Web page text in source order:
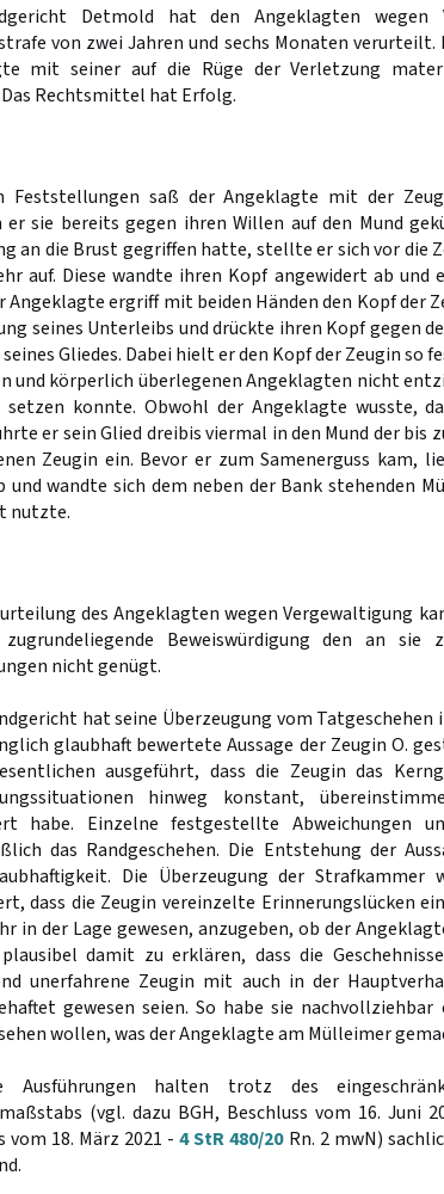
Detmold hat den Angeklagten wegen
von zwei Jahren und sechs Monaten verurteilt.
mit seiner auf die Rüge der Verletzung
Das Rechtsmittel hat Erfolg.
Feststellungen saß der Angeklagte mit der
er sie bereits gegen ihren Willen auf den Mund
an die Brust gegriffen hatte, stellte er sich vor die
auf. Diese wandte ihren Kopf angewidert ab und
Angeklagte ergriff mit beiden Händen den Kopf der
seines Unterleibs und drückte ihren Kopf gegen
Gliedes. Dabei hielt er den Kopf der Zeugin so
und körperlich überlegenen Angeklagten nicht
setzen konnte. Obwohl der Angeklagte wusste,
er sein Glied dreibis viermal in den Mund der bis
Zeugin ein. Bevor er zum Samenerguss kam,
und wandte sich dem neben der Bank stehenden
nutzte.
des Angeklagten wegen Vergewaltigung
Beweiswürdigung den an sie
nicht genügt.
hat seine Überzeugung vom Tatgeschehen
glaubhaft bewertete Aussage der Zeugin O.
ausgeführt, dass die Zeugin das
hinweg konstant,
habe. Einzelne festgestellte Abweichungen
das Randgeschehen. Die Entstehung der
Die Überzeugung der Strafkammer
dass die Zeugin vereinzelte Erinnerungslücken
in der Lage gewesen, anzugeben, ob der
damit zu erklären, dass die
unerfahrene Zeugin mit auch in der
gewesen seien. So habe sie
wollen, was der Angeklagte am Mülleimer
Ausführungen halten trotz des
(vgl. dazu BGH, Beschluss vom 16. Juni
vom 18. März 2021 -4 StR 480/20Rn. 2 mwN)